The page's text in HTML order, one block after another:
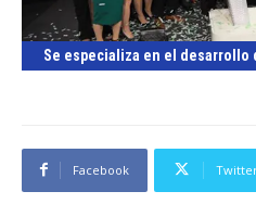
Se especializa en el desarrollo
Facebook